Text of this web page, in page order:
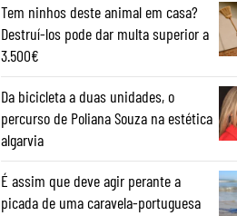
Tem ninhos deste animal em casa?
Destruí-los pode dar multa superior a
3.500€
Da bicicleta a duas unidades, o
percurso de Poliana Souza na estética
algarvia
É assim que deve agir perante a
picada de uma caravela-portuguesa